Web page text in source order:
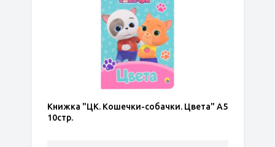
Книжка "ЦК. Кошечки-собачки. Цвета" А5
10стр.